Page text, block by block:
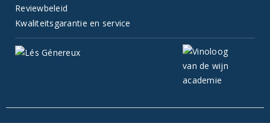
Reviewbeleid
Kwaliteitsgarantie en service